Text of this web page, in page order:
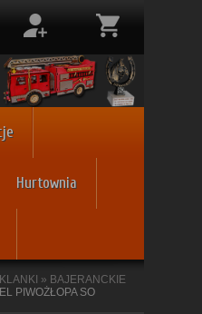
Hurtownia
» BAJERANCKIE
PIWOŻŁOPA SO